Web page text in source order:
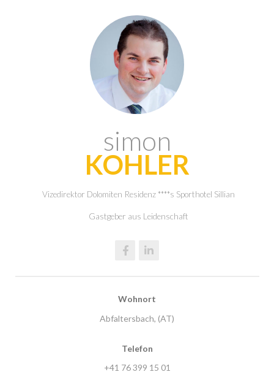
simon
KOHLER
Vizedirektor Dolomiten Residenz ****s Sporthotel Sillian
Gastgeber aus Leidenschaft
Wohnort
Abfaltersbach, (AT)
Telefon
+41 76 399 15 01